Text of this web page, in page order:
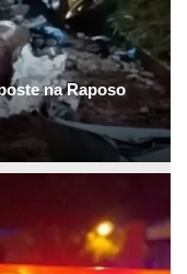
na Raposo